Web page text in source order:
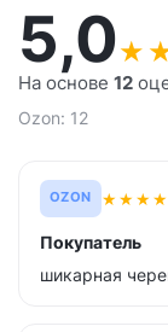
5,0★
На основе 12
Ozon: 12
OZON ★★★★
Покупатель
шикарная